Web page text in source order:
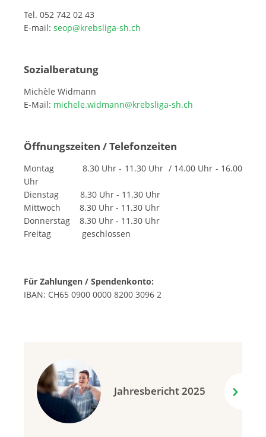
Tel. 052 742 02 43
E-mail: seop@krebsliga-sh.ch
Sozialberatung
Michèle Widmann
E-Mail: michele.widmann@krebsliga-sh.ch
Öffnungszeiten / Telefonzeiten
Montag 8.30 Uhr - 11.30 Uhr / 14.00 Uhr - 16.00
Uhr
Dienstag 8.30 Uhr - 11.30 Uhr
Mittwoch 8.30 Uhr - 11.30 Uhr
Donnerstag 8.30 Uhr - 11.30 Uhr
Freitag geschlossen
Für Zahlungen / Spendenkonto:
IBAN: CH65 0900 0000 8200 3096 2
Jahresbericht 2025